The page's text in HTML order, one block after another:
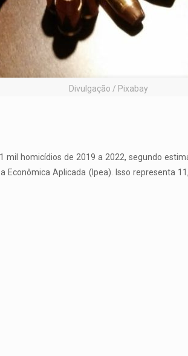
Divulgação / Pixabay
mil homicídios de 2019 a 2022, segundo
Econômica Aplicada (Ipea). Isso representa